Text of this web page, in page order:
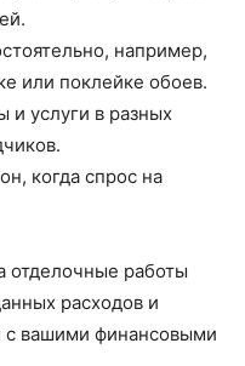
например,
или поклейке обоев.
и услуги в разных
когда спрос на
отделочные работы
расходов и
с вашими финансовыми